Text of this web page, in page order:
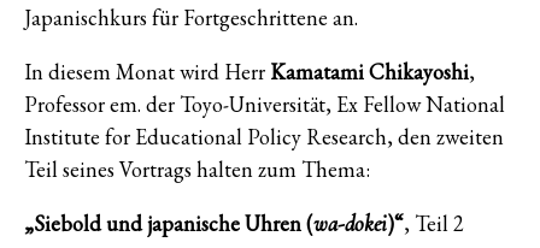
Japanischkurs für Fortgeschrittene an.
In diesem Monat wird Herr Kamatami Chikayoshi,
Professor em. der Toyo-Universität, Ex Fellow National
Institute for Educational Policy Research, den zweiten
Teil seines Vortrags halten zum Thema:
„Siebold und japanische Uhren (wa-dokei)“, Teil 2